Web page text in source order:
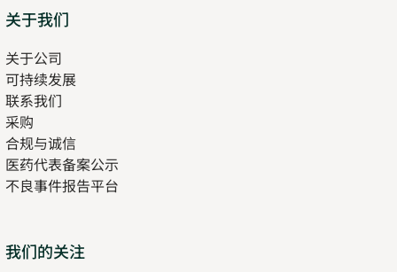
Sitemap
关于我们
关于公司
可持续发展
联系我们
采购
合规与诚信
医药代表备案公示
不良事件报告平台
我们的关注